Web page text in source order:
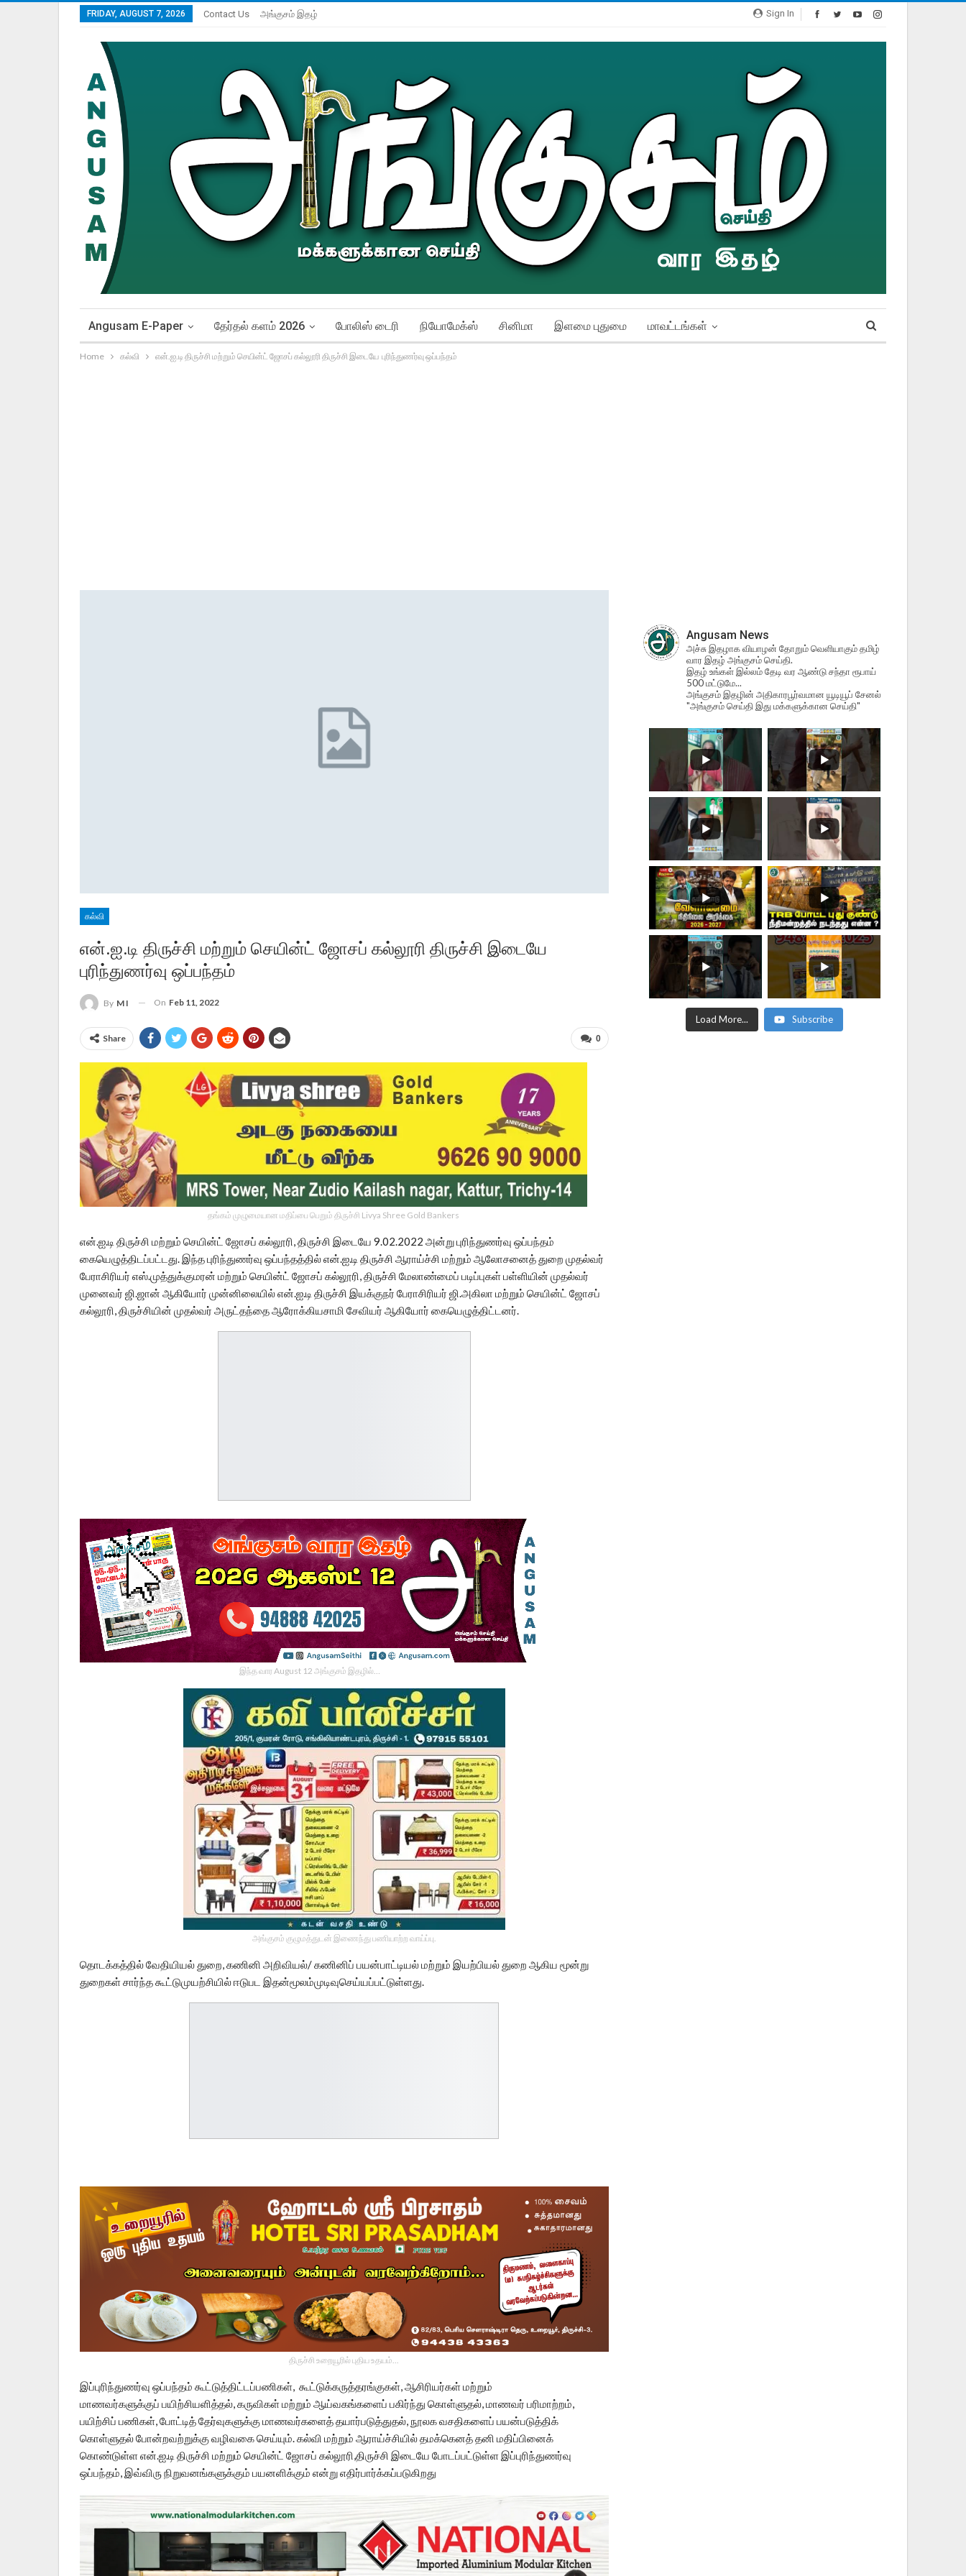
Sign In
FRIDAY, AUGUST 7, 2026 Contact Us அங்குசம் இதழ்
Angusam E-Paper தேர்தல் களம் 2026 போலிஸ் டைரி நியோமேக்ஸ் சினிமா இளமை புதுமை மாவட்டங்கள்
Home கல்வி என்.ஐ.டி திருச்சி மற்றும் செயின்ட் ஜோசப் கல்லூரி திருச்சி இடையே புரிந்துணர்வு ஒப்பந்தம்
கல்வி
என்.ஐ.டி திருச்சி மற்றும் செயின்ட் ஜோசப் கல்லூரி திருச்சி இடையே
புரிந்துணர்வு ஒப்பந்தம்
By M I On Feb 11, 2022
0
Share
தங்கம் முழுமையான மதிப்பை பெறும் திருச்சி Livya Shree Gold Bankers
என்.ஐ.டி திருச்சி மற்றும் செயின்ட் ஜோசப் கல்லூரி, திருச்சி இடையே 9.02.2022 அன்று புரிந்துணர்வு ஒப்பந்தம்
கையெழுத்திடப்பட்டது. இந்த புரிந்துணர்வு ஒப்பந்தத்தில் என்.ஐ.டி திருச்சி ஆராய்ச்சி மற்றும் ஆலோசனைத் துறை முதல்வர்
பேராசிரியர் எஸ்.முத்துக்குமரன் மற்றும் செயின்ட் ஜோசப் கல்லூரி, திருச்சி மேலாண்மைப் படிப்புகள் பள்ளியின் முதல்வர்
முனைவர் ஜி.ஜான் ஆகியோர் முன்னிலையில் என்.ஐ.டி திருச்சி இயக்குநர் பேராசிரியர் ஜி.அகிலா மற்றும் செயின்ட் ஜோசப்
கல்லூரி, திருச்சியின் முதல்வர் அருட்தந்தை ஆரோக்கியசாமி சேவியர் ஆகியோர் கையெழுத்திட்டனர்.
இந்த வார August 12 அங்குசம் இதழில்…
அங்குசம் குழுமத்துடன் இணைந்து பணியாற்ற வாய்ப்பு.
தொடக்கத்தில் வேதியியல் துறை, கணினி அறிவியல்/ கணினிப் பயன்பாட்டியல் மற்றும் இயற்பியல் துறை ஆகிய மூன்று
துறைகள் சார்ந்த கூட்டுமுயற்சியில் ஈடுபட இதன்மூலம்முடிவுசெய்யப்பட்டுள்ளது.
திருச்சி உறையூரில் புதிய உதயம்...
இப்புரிந்துணர்வு ஒப்பந்தம் கூட்டுத்திட்டப்பணிகள், கூட்டுக்கருத்தரங்குகள், ஆசிரியர்கள் மற்றும்
மாணவர்களுக்குப் பயிற்சியளித்தல், கருவிகள் மற்றும் ஆய்வகங்களைப் பகிர்ந்து கொள்ளுதல், மாணவர் பரிமாற்றம்,
பயிற்சிப் பணிகள், போட்டித் தேர்வுகளுக்கு மாணவர்களைத் தயார்படுத்துதல், நூலக வசதிகளைப் பயன்படுத்திக்
கொள்ளுதல் போன்றவற்றுக்கு வழிவகை செய்யும். கல்வி மற்றும் ஆராய்ச்சியில் தமக்கெனத் தனி மதிப்பினைக்
கொண்டுள்ள என்.ஐ.டி திருச்சி மற்றும் செயின்ட் ஜோசப் கல்லூரி,திருச்சி இடையே போடப்பட்டுள்ள இப்புரிந்துணர்வு
ஒப்பந்தம், இவ்விரு நிறுவனங்களுக்கும் பயனளிக்கும் என்று எதிர்பார்க்கப்படுகிறது
Angusam News
அச்சு இதழாக வியாழன் தோறும் வெளியாகும் தமிழ்
வார இதழ் அங்குசம் செய்தி.
இதழ் உங்கள் இல்லம் தேடி வர ஆண்டு சந்தா ரூபாய்
500 மட்டுமே...
அங்குசம் இதழின் அதிகாரபூர்வமான யூடியூப் சேனல்
"அங்குசம் செய்தி இது மக்களுக்கான செய்தி"
Load More... Subscribe